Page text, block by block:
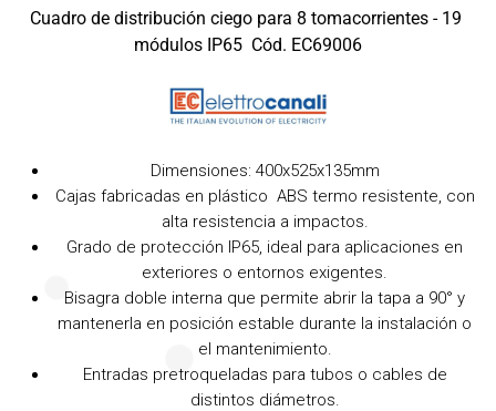
Cuadro de distribución ciego para 8 tomacorrientes - 19
módulos IP65 Cód. EC69006
Dimensiones: 400x525x135mm
Cajas fabricadas en plástico ABS termo resistente, con
alta resistencia a impactos.
Grado de protección IP65, ideal para aplicaciones en
exteriores o entornos exigentes.
Bisagra doble interna que permite abrir la tapa a 90° y
mantenerla en posición estable durante la instalación o
el mantenimiento.
Entradas pretroqueladas para tubos o cables de
distintos diámetros.